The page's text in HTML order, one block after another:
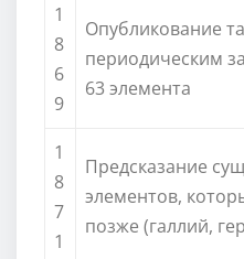
1
8
6
9
Опубликование
периодическим
63 элемента
1
8
7
1
Предсказание
элементов,
позже (галлий,